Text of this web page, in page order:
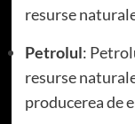
resurse
Petrolul:
resurse
producerea de